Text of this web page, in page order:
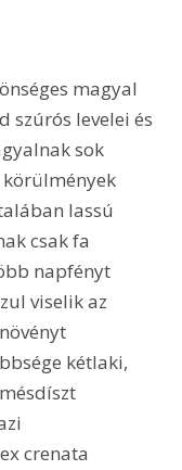
magyal
szúrós levelei és
sok
lassú
csak fa
napfényt
viselik az
kétlaki,
crenata